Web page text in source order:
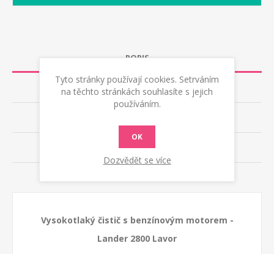
POPIS
TECHNICKÁ DATA
KONTAKTUJTE NÁS
Vysokotlaký čistič s benzínovým motorem -
Lander 2800 Lavor
Tyto stránky používají cookies. Setrváním
na těchto stránkách souhlasíte s jejich
používáním.
OK
Dozvědět se více